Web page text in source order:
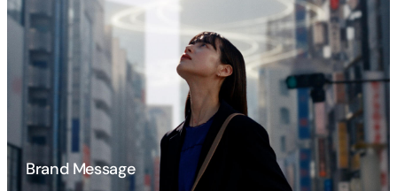
Brand Message